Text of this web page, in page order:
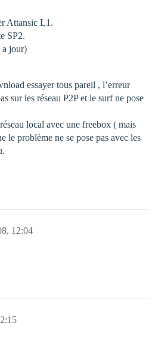
Attansic L1.
SP2.
a jour)
essayer tous pareil , l’erreur
sur les réseau P2P et le surf ne pose
local avec une freebox ( mais
le problème ne se pose pas avec les
12:04